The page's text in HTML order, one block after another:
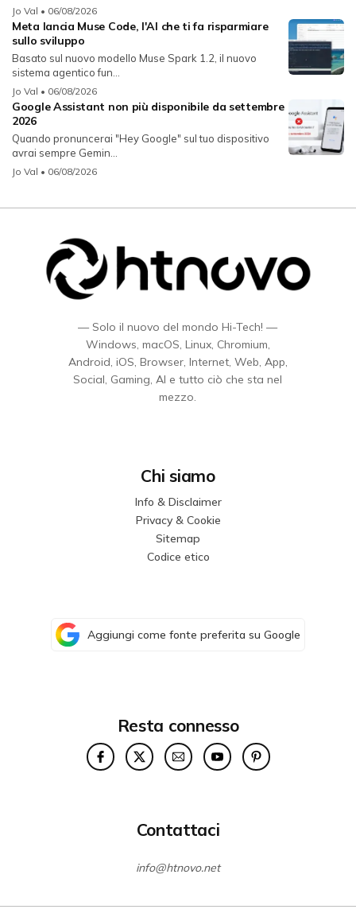
Jo Val • 06/08/2026
Meta lancia Muse Code, l'AI che ti fa risparmiare
sullo sviluppo
Basato sul nuovo modello Muse Spark 1.2, il nuovo
sistema agentico fun...
Jo Val • 06/08/2026
Google Assistant non più disponibile da settembre
2026
Quando pronuncerai "Hey Google" sul tuo dispositivo
avrai sempre Gemin...
Jo Val • 06/08/2026
— Solo il nuovo del mondo Hi-Tech! —
Windows, macOS, Linux, Chromium,
Android, iOS, Browser, Internet, Web, App,
Social, Gaming, AI e tutto ciò che sta nel
mezzo.
Chi siamo
Info & Disclaimer
Privacy & Cookie
Sitemap
Codice etico
Aggiungi come fonte preferita su Google
Resta connesso
Contattaci
info@htnovo.net